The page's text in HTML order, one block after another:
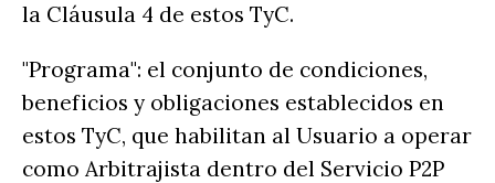
la Cláusula 4 de estos TyC.
"Programa": el conjunto de condiciones,
beneficios y obligaciones establecidos en
estos TyC, que habilitan al Usuario a operar
como Arbitrajista dentro del Servicio P2P